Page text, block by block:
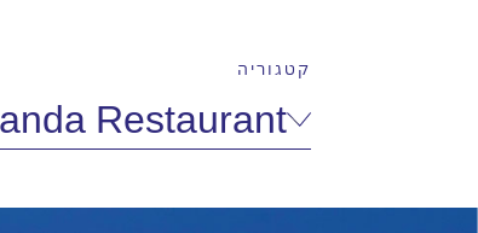
קטגוריה
Restaurant